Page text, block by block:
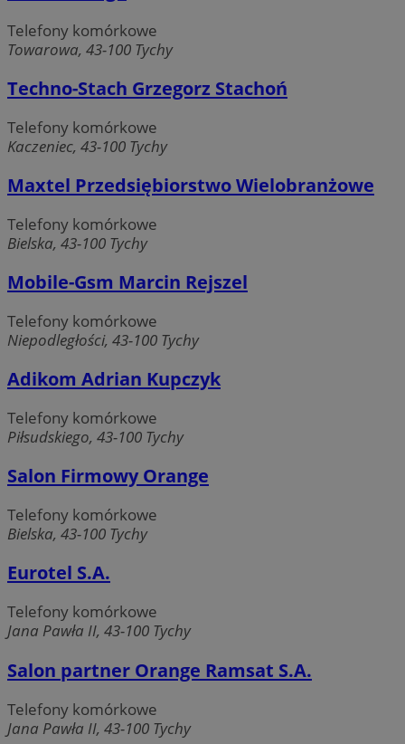
Telefony komórkowe
Towarowa, 43-100 Tychy
Techno-Stach Grzegorz Stachoń
Telefony komórkowe
Kaczeniec, 43-100 Tychy
Maxtel Przedsiębiorstwo Wielobranżowe
Telefony komórkowe
Bielska, 43-100 Tychy
Mobile-Gsm Marcin Rejszel
Telefony komórkowe
Niepodległości, 43-100 Tychy
Adikom Adrian Kupczyk
Telefony komórkowe
Piłsudskiego, 43-100 Tychy
Salon Firmowy Orange
Telefony komórkowe
Bielska, 43-100 Tychy
Eurotel S.A.
Telefony komórkowe
Jana Pawła II, 43-100 Tychy
Salon partner Orange Ramsat S.A.
Telefony komórkowe
Jana Pawła II, 43-100 Tychy
Niezbędne
Niezbędne pliki cookie umożliwiają korzystanie z
logowanie użytkownika i zarządzanie kontem. Bez
niezbędnych plików cookie nie można prawidłowo korzystać
ze strony internetowej.
Nazwa
Provider/
Domena
Okres
przechowywania
SessID
QeSessID mojetychy.pl
__cf_bm
VISITOR_PRIVACY_METADATA